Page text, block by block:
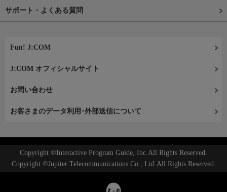
サポート・よくある質問
Fun! J:COM
J:COM オフィシャルサイト
お問い合わせ
お客さまのデータ利用･外部送信について
Copyright ©Interactive Program Guide, Inc.All Rights Reserved.
Copyright ©Jupiter Telecommunications Co., Ltd.All Rights Reserved.